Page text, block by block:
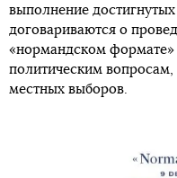
выполнение
договариваются о
«нормандском формате»
политическим вопросам,
местных выборов.